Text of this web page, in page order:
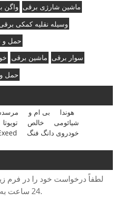
واگن ماشین شارژی برقی
وسیله نقلیه کمکی
حمل و
ماشین برقی سوار برقی
حمل و
بی ام و
هوندا
تویوتا خالص
شیائومی
خودروی دانگ فنگ
لطفاً درخواست خود را در فرم
24 ساعت به شما پاسخ خواهیم داد.